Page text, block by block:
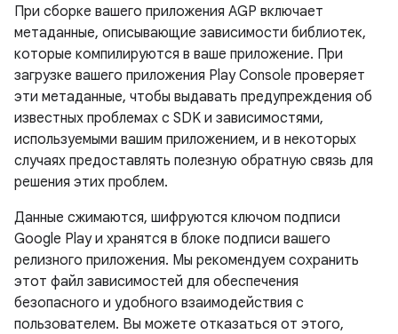
При сборке вашего приложения AGP включает
метаданные, описывающие зависимости библиотек,
которые компилируются в ваше приложение. При
загрузке вашего приложения Play Console проверяет
эти метаданные, чтобы выдавать предупреждения об
известных проблемах с SDK и зависимостями,
используемыми вашим приложением, и в некоторых
случаях предоставлять полезную обратную связь для
решения этих проблем.
Данные сжимаются, шифруются ключом подписи
Google Play и хранятся в блоке подписи вашего
релизного приложения. Мы рекомендуем сохранить
этот файл зависимостей для обеспечения
безопасного и удобного взаимодействия с
пользователем. Вы можете отказаться от этого,